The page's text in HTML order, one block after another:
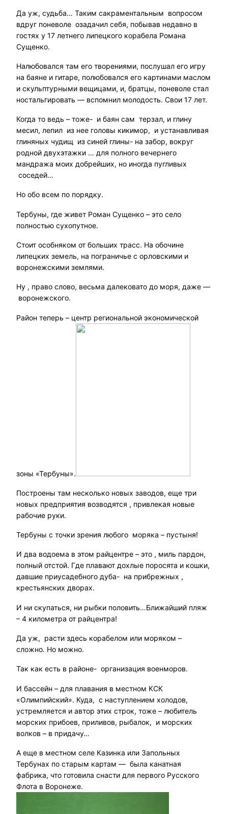
Да уж, судьба… Таким сакраментальным вопросом
вдруг поневоле озадачил себя, побывав недавно в
гостях у 17 летнего липецкого корабела Романа
Сущенко.
Налюбовался там его творениями, послушал его игру
на баяне и гитаре, полюбовался его картинами маслом
и скульптурными вещицами, и, братцы, поневоле стал
ностальгировать — вспомнил молодость. Свои 17 лет.
Когда то ведь – тоже- и баян сам терзал, и глину
месил, лепил из нее головы кикимор, и устанавливая
глиняных чудищ из синей глины- на забор, вокруг
родной двухэтажки … для полного вечернего
мандража моих добрейших, но иногда пугливых
соседей…
Но обо всем по порядку.
Тербуны, где живет Роман Сущенко – это село
полностью сухопутное.
Стоит особняком от больших трасс. На обочине
липецких земель, на пограничье с орловскими и
воронежскими землями.
Ну , право слово, весьма далековато до моря, даже —
воронежского.
Район теперь – центр региональной экономической
зоны «Тербуны».
Построены там несколько новых заводов, еще три
новых предприятия возводятся , привлекая новые
рабочие руки.
Тербуны с точки зрения любого моряка – пустыня!
И два водоема в этом райцентре – это , миль пардон,
полный отстой. Где плавают дохлые поросята и кошки,
давшие приусадебного дуба- на прибрежных ,
крестьянских дворах.
И ни скупаться, ни рыбки половить…Ближайший пляж
– 4 километра от райцентра!
Да уж, расти здесь корабелом или моряком –
сложно. Но можно.
Так как есть в районе- организация военморов.
И бассейн – для плавания в местном КСК
«Олимпийский». Куда, с наступлением холодов,
устремляется и автор этих строк, тоже – любитель
морских прибоев, приливов, рыбалок, и морских
волков – в придачу…
А еще в местном селе Казинка или Запольных
Тербунах по старым картам — была канатная
фабрика, что готовила снасти для первого Русского
Флота в Воронеже.